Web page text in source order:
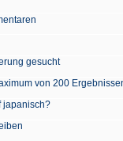
gesucht
von 200
japanisch?